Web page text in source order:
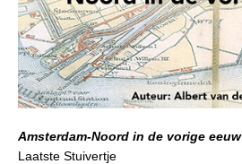
Amsterdam-Noord in de vorige eeuw
Laatste Stuivertje